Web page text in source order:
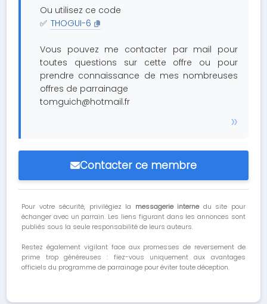
Ou utilisez ce code
✅ THOGUI-6
Vous pouvez me contacter par mail pour
toutes questions sur cette offre ou pour
prendre connaissance de mes nombreuses
offres de parrainage
tomguich@hotmail.fr
Contacter ce membre
Pour votre sécurité, privilégiez la messagerie internedu site pour
échanger avec un parrain. Les liens figurant dans les annonces sont
publiés sous la seule responsabilité de leurs auteurs.
Restez également vigilant face aux promesses de reversement de
prime trop généreuses : fiez-vous uniquement aux avantages
officiels du programme de parrainage pour éviter toute déception.